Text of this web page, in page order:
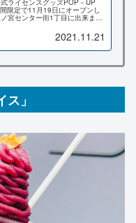
限定で11月19日にオープンし
宮センター街1丁目に出来まし
では、店内の様子や場所、そ
ョップ情報など詳しくお伝え致
2021.11.21
ス」